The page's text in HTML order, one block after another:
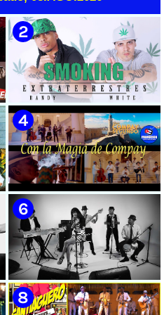
🟡 Randy & White -
Extraterrestres - ¨Smoking¨ -
Videoclip - Dirección: Pepe
Salom
🟡 Grupo Compay Segundo ||
¨Con La Magia de Compay¨ ||
Música popular tradicional
cubana || Videoclip || CUBA